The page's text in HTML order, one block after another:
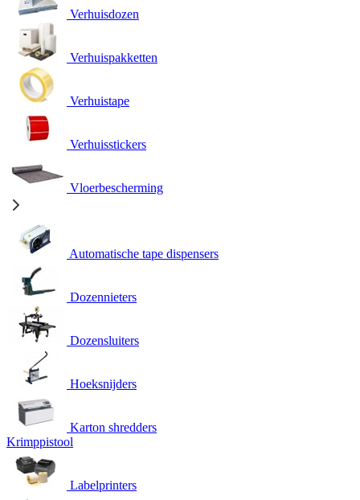
Verhuisdozen
Verhuispakketten
Verhuistape
Verhuisstickers
Vloerbescherming
Automatische tape dispensers
Dozennieters
Dozensluiters
Hoeksnijders
Karton shredders
Krimppistool
Labelprinters